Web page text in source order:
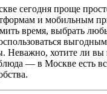
сегодня проще
и мобильным
время, выбрать
Неважно, хотите ли
— в Москве есть